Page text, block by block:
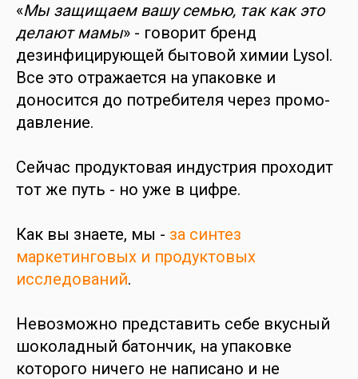
«Мы защищаем вашу семью, так как это
делают мамы» - говорит бренд
дезинфицирующей бытовой химии Lysol.
Все это отражается на упаковке и
доносится до потребителя через промо-
давление.
Сейчас продуктовая индустрия проходит
тот же путь - но уже в цифре.
Как вы знаете, мы - за синтез
маркетинговых и продуктовых
исследований.
Невозможно представить себе вкусный
шоколадный батончик, на упаковке
которого ничего не написано и не